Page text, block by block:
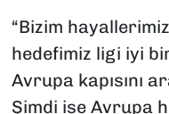
“Bizim
hedefimiz ligi iyi
Avrupa kapısını
Şimdi ise Avrupa